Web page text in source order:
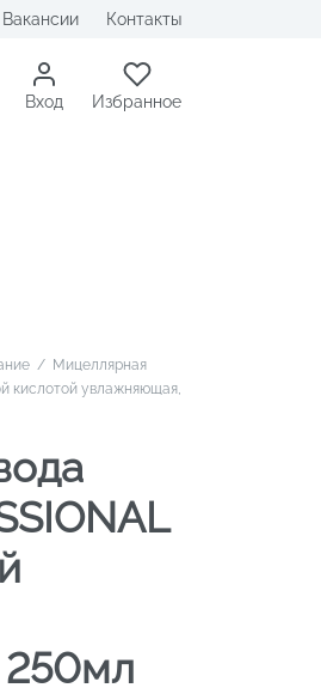
Вакансии Контакты
Вход Избранное
/ Мицеллярная
кислотой увлажняющая,